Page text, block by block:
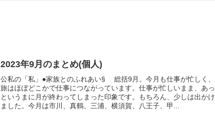
2023年9月のまとめ(個人)
公私の「私」●家族とのふれあい§ 総括9月。今月も仕事が忙しく、
旅はほぼどこかで仕事につながっています。仕事が忙しいまま、あっ
というまに月が終わってしまった印象です。もちろん、少しは出かけ
ました。今月は市川、真鶴、三浦、横須賀、八王子、甲...